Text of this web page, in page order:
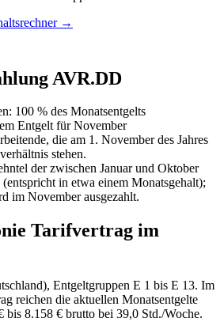
→
AVR.DD
: 100 % des Monatsentgelts
Entgelt fürNovember
die am 1. November des Jahres
stehen.
der zwischen Januar und Oktober
(entspricht in etwa einem Monatsgehalt);
im November ausgezahlt.
Tarifvertrag im
Entgeltgruppen E 1 bis E 13. Im
reichen die aktuellen Monatsentgelte
bis 8.158 € brutto bei 39,0 Std./Woche.